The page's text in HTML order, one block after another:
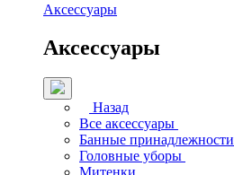
Аксессуары
Аксессуары
Назад
Все аксессуары
Банные принадлежности
Головные уборы